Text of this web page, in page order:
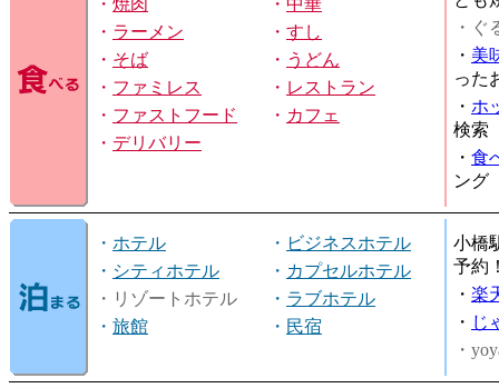
・ 焼肉 ・ 中華
・ ラーメン ・ すし
・ そば ・ うどん
・ ファミレス ・ レストラン
・ ファストフード ・ カフェ
・ デリバリー
・ぐ
・ 美
った
・ ホ
検索
・ 食
ング
・ ホテル ・ ビジネスホテル
・ シティホテル ・ カプセルホテル
・リゾートホテル
・ ラブホテル
・ 旅館 ・ 民宿
小橋
予約
・ 楽
・ じ
・